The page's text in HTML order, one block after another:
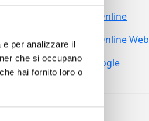
e per analizzare il
che si occupano
hai fornito loro o
Reputazione Online
Reputazione Online Web
Sparire da Google